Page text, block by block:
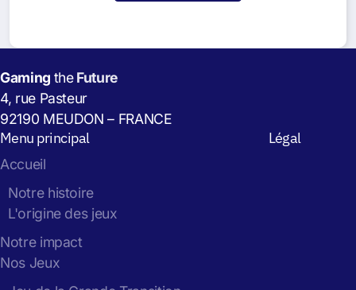
Gaming theFuture
4, rue Pasteur
92190 MEUDON – FRANCE
Menu principal
Accueil
Notre histoire
L'origine des jeux
Notre impact
Nos Jeux
Légal